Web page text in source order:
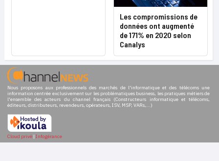
Les compromissions de
données ont augmenté
de 171% en 2020 selon
Canalys
Nous proposons aux professionnels des marchés de l'informatique et des télécoms une
information centrée exclusivement sur les problématiques business, les pratiques métiers de
l'ensemble des acteurs du channel français (Constructeurs informatique et télécoms,
éditeurs, distributeurs, revendeurs, opérateurs, ISV, MSP, VARs,...)
Cloud privé | Infogérance